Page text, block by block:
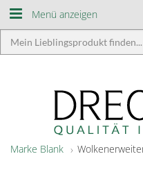
Menü anzeigen
Marke Blank